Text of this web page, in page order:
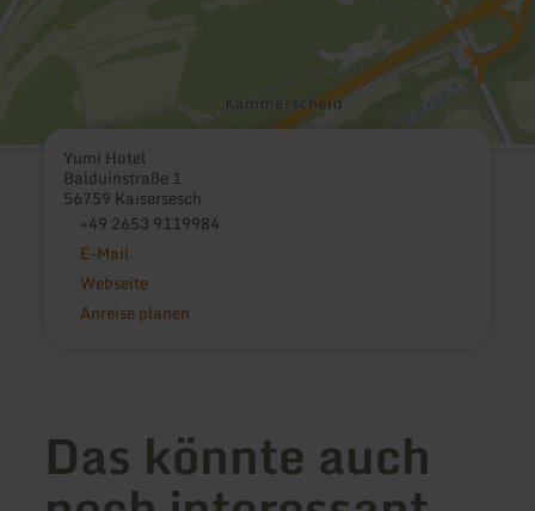
Yumi Hotel
Balduinstraße 1
56759 Kaisersesch
+49 2653 9119984
E-Mail
Webseite
Anreise planen
Das könnte auch